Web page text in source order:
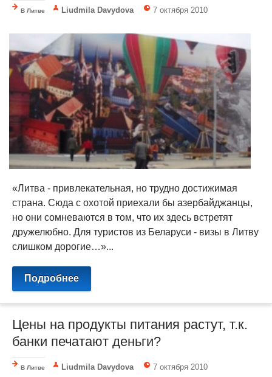
В Литве Liudmila Davydova 7 октября 2010
«Литва - привлекательная, но трудно достижимая
страна. Сюда с охотой приехали бы азербайджанцы,
но они сомневаются в том, что их здесь встретят
дружелюбно. Для туристов из Беларуси - визы в Литву
слишком дорогие…»...
Подробнее
Цены на продукты питания растут, т.к.
банки печатают деньги?
В Литве Liudmila Davydova 7 октября 2010